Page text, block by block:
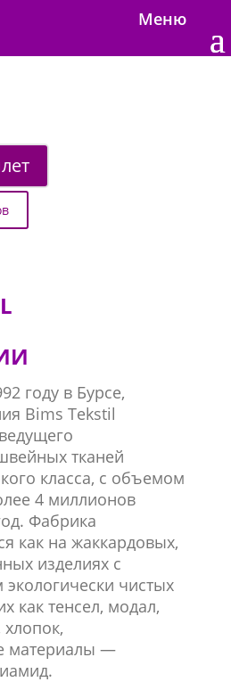
Меню
году в Бурсе,
Bims Tekstil
тканей
класса, с объемом
4 миллионов
Фабрика
как на жаккардовых,
изделиях с
чистых
как тенсел, модал,
хлопок,
материалы —